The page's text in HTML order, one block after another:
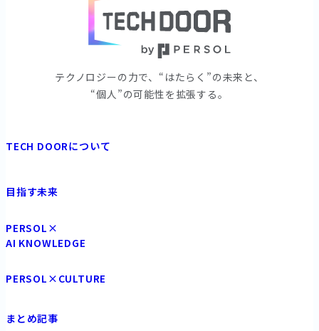
テクノロジーの⼒で、“はたらく”の未来と、
“個⼈”の可能性を拡張する。
TECH DOORについて
目指す未来
PERSOL×
AI KNOWLEDGE
PERSOL×CULTURE
まとめ記事